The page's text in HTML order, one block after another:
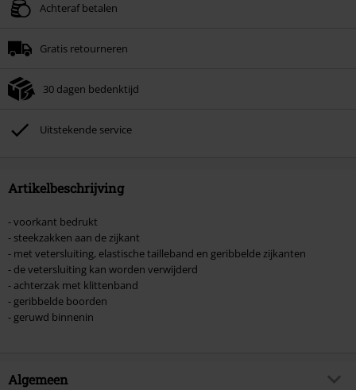
Geldig t/m 09-08-2026
Zodra je de code hebt ingevoerd, wordt de korting automatisch verrekend in
Kan niet gecombineerd worden met andere kortingscodes. Boeken, media,
Toten Hosen, Metality, cadeaubonnen en artikelen met een inbegrepen
donatie zijn uitgesloten van de korting.
Achteraf betalen
Gratis retourneren
30 dagen bedenktijd
Uitstekende service
Artikelbeschrijving
- voorkant bedrukt
- steekzakken aan de zijkant
- met vetersluiting, elastische tailleband en geribbelde zijkanten
- de vetersluiting kan worden verwijderd
- achterzak met klittenband
- geribbelde boorden
- geruwd binnenin
Algemeen